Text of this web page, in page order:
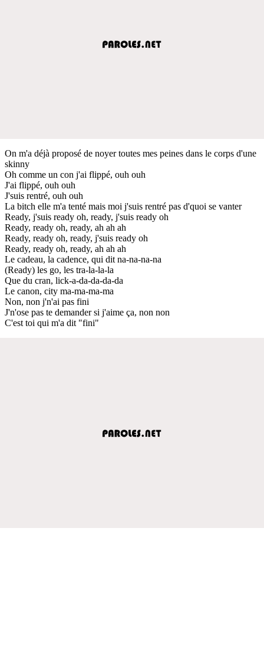
On m'a déjà proposé de noyer toutes mes peines dans le corps d'une
skinny
Oh comme un con j'ai flippé, ouh ouh
J'ai flippé, ouh ouh
J'suis rentré, ouh ouh
La bitch elle m'a tenté mais moi j'suis rentré pas d'quoi se vanter
Ready, j'suis ready oh, ready, j'suis ready oh
Ready, ready oh, ready, ah ah ah
Ready, ready oh, ready, j'suis ready oh
Ready, ready oh, ready, ah ah ah
Le cadeau, la cadence, qui dit na-na-na-na
(Ready) les go, les tra-la-la-la
Que du cran, lick-a-da-da-da-da
Le canon, city ma-ma-ma-ma
Non, non j'n'ai pas fini
J'n'ose pas te demander si j'aime ça, non non
C'est toi qui m'a dit "fini"